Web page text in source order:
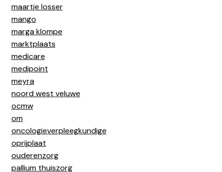
maartje losser
mango
marga klompe
marktplaats
medicare
medipoint
meyra
noord west veluwe
ocmw
om
oncologieverpleegkundige
oprijplaat
ouderenzorg
pallium thuiszorg